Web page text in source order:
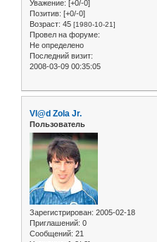
Уважение: [+0/-0]
Позитив: [+0/-0]
Возраст: 45 [1980-10-21]
Провел на форуме:
Не определено
Последний визит:
2008-03-09 00:35:05
Vl@d Zola Jr.
Пользователь
Зарегистрирован: 2005-02-18
Приглашений: 0
Сообщений: 21